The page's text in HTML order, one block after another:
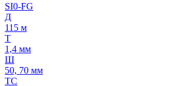
SI0-FG
Д
115 м
Т
1,4 мм
Ш
50, 70 мм
ТС